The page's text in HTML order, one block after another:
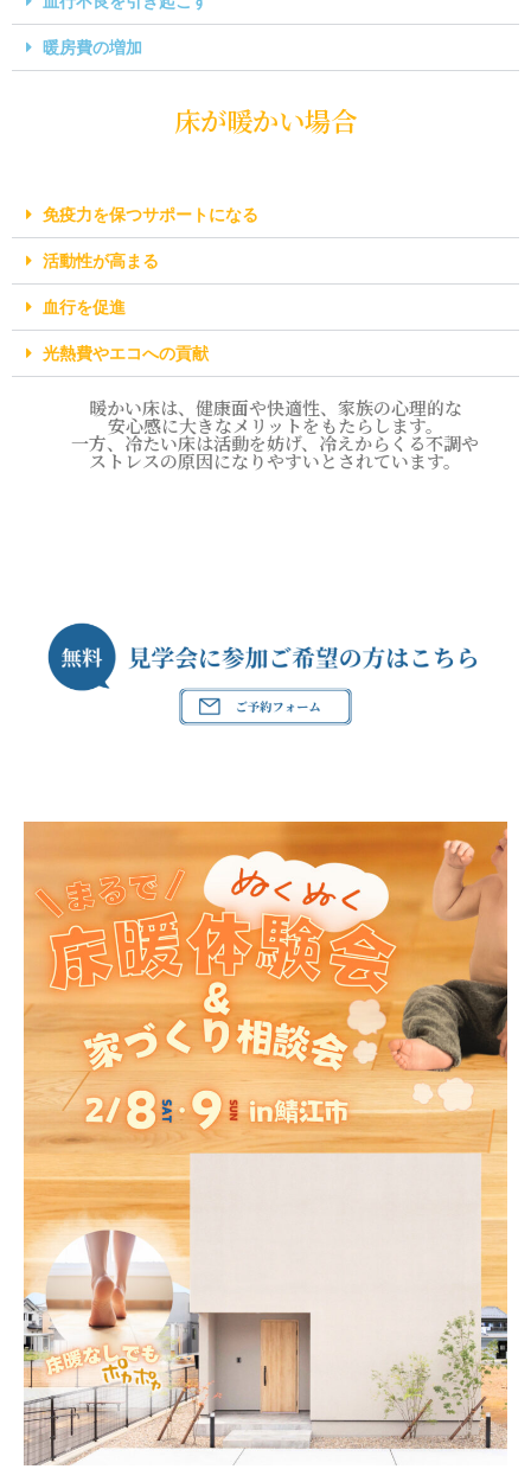
暖房費の増加
床が暖かい場合
免疫力を保つサポートになる
活動性が高まる
血行を促進
光熱費やエコへの貢献
暖かい床は、健康面や快適性、家族の心理的な
安心感に大きなメリットをもたらします。
一方、冷たい床は活動を妨げ、冷えからくる不調や
ストレスの原因になりやすいとされています。